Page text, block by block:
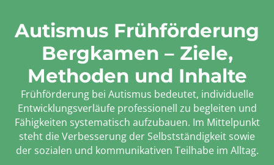
Autismus Frühförderung
Bergkamen – Ziele,
Methoden und Inhalte
Frühförderung bei Autismus bedeutet, individuelle
Entwicklungsverläufe professionell zu begleiten und
Fähigkeiten systematisch aufzubauen. Im Mittelpunkt
steht die Verbesserung der Selbstständigkeit sowie
der sozialen und kommunikativen Teilhabe im Alltag.